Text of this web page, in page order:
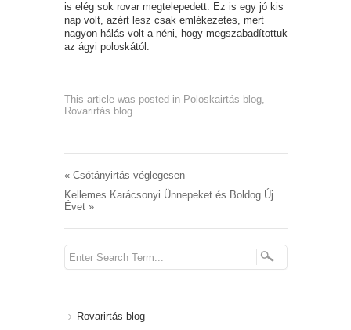
is elég sok rovar megtelepedett. Ez is egy jó kis
nap volt, azért lesz csak emlékezetes, mert
nagyon hálás volt a néni, hogy megszabadítottuk
az ágyi poloskától.
This article was posted in Poloskairtás blog,
Rovarirtás blog.
«Csótányirtás véglegesen
Kellemes Karácsonyi Ünnepeket és Boldog Új
Évet »
Rovarirtás blog